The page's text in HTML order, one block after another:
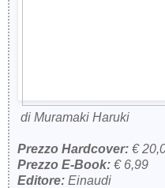
di Muramaki Haruki
Prezzo Hardcover: €
Prezzo E-Book: € 6,99
Editore: Einaudi